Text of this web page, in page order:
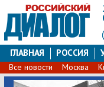
ГЛАВНАЯ РОССИЯ
Все новости Москва